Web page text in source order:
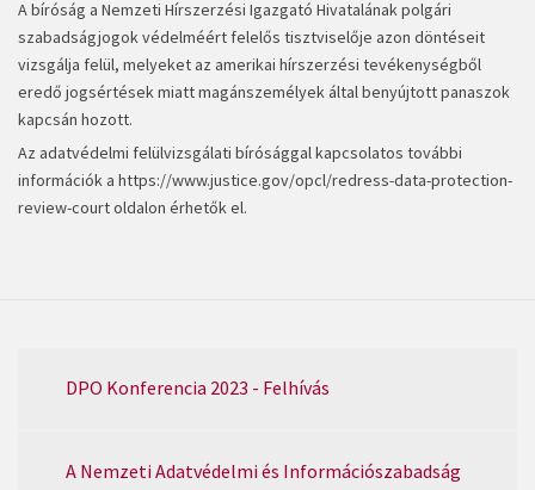
A bíróság a Nemzeti Hírszerzési Igazgató Hivatalának polgári
szabadságjogok védelméért felelős tisztviselője azon döntéseit
vizsgálja felül, melyeket az amerikai hírszerzési tevékenységből
eredő jogsértések miatt magánszemélyek által benyújtott panaszok
kapcsán hozott.
Az adatvédelmi felülvizsgálati bírósággal kapcsolatos további
információk a https://www.justice.gov/opcl/redress-data-protection-
review-courtoldalon érhetők el.
DPO Konferencia 2023 - Felhívás
A Nemzeti Adatvédelmi és Információszabadság